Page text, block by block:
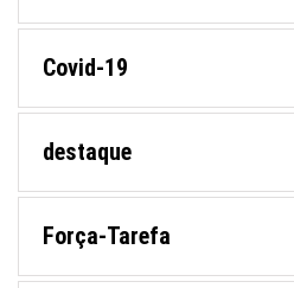
Covid-19
destaque
Força-Tarefa